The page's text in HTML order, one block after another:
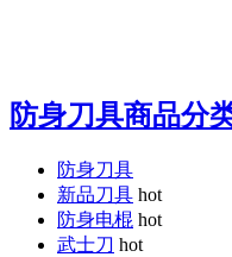
防身刀具商品分
防身刀具
新品刀具 hot
防身电棍 hot
武士刀 hot